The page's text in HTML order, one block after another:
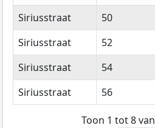
Siriusstraat
50
Siriusstraat
52
Siriusstraat
54
Siriusstraat
56
Toon 1 tot 8